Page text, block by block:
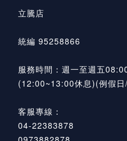
立騰店
統編 95258866
服務時間：週一至週五
(12:00~13:00休息)(例假日
客服專線：
04-22383878